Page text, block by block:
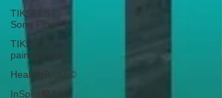
TIKSELS |
Song Flow
TIKSELS |
painting flow
HealingBrush©
InSpirit💖Art©